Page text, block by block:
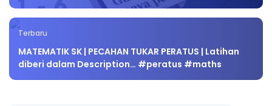
Terbaru
MATEMATIK SK | PECAHAN TUKAR PERATUS | Latihan
diberi dalam Description… #peratus #maths